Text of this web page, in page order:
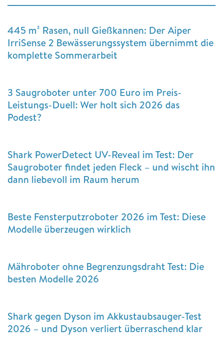
445 m² Rasen, null Gießkannen: Der Aiper
IrriSense 2 Bewässerungssystem übernimmt die
komplette Sommerarbeit
3 Saugroboter unter 700 Euro im Preis-
Leistungs-Duell: Wer holt sich 2026 das
Podest?
Shark PowerDetect UV-Reveal im Test: Der
Saugroboter findet jeden Fleck – und wischt ihn
dann liebevoll im Raum herum
Beste Fensterputzroboter 2026 im Test: Diese
Modelle überzeugen wirklich
Mähroboter ohne Begrenzungsdraht Test: Die
besten Modelle 2026
Shark gegen Dyson im Akkustaubsauger-Test
2026 – und Dyson verliert überraschend klar